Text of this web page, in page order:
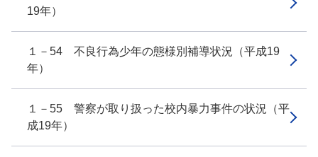
19年）
１－54 不良行為少年の態様別補導状況（平成19
年）
１－55 警察が取り扱った校内暴力事件の状況（平
成19年）